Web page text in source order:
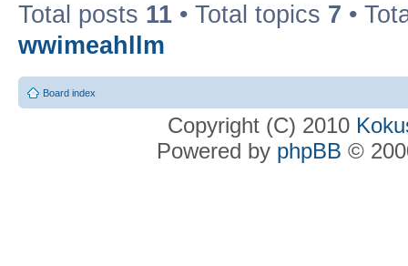
Total posts 11 • Total topics 7 •
wwimeahllm
Board index
Copyright (C) 2010
Powered by phpBB ©